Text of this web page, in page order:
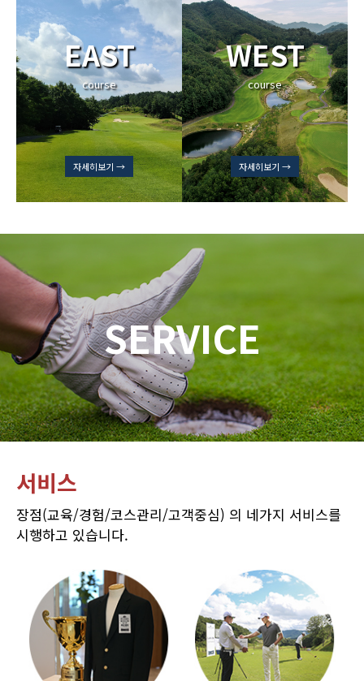
EAST
course
자세히보기 →
WEST
course
자세히보기 →
SERVICE
서비스
장점(교육/경험/코스관리/고객중심) 의 네가지 서비스를
시행하고 있습니다.